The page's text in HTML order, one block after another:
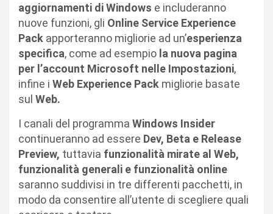
aggiornamenti di Windows e includeranno
nuove funzioni, gli Online Service Experience
Pack apporteranno migliorie ad un’esperienza
specifica, come ad esempio la nuova pagina
per l’account Microsoft nelle Impostazioni,
infine i Web Experience Pack migliorie basate
sul Web.
I canali del programma Windows Insider
continueranno ad essere Dev, Beta e Release
Preview, tuttavia funzionalità mirate al Web,
funzionalità generali e funzionalità online
saranno suddivisi in tre differenti pacchetti, in
modo da consentire all’utente di scegliere quali